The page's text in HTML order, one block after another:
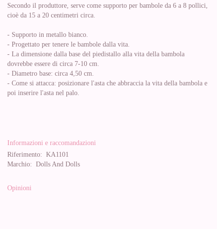
Secondo il produttore, serve come supporto per bambole da 6 a 8 pollici,
cioè da 15 a 20 centimetri circa.
- Supporto in metallo bianco.
- Progettato per tenere le bambole dalla vita.
- La dimensione dalla base del piedistallo alla vita della bambola
dovrebbe essere di circa 7-10 cm.
- Diametro base: circa 4,50 cm.
- Come si attacca: posizionare l'asta che abbraccia la vita della bambola e
poi inserire l'asta nel palo.
Informazioni e raccomandazioni
Riferimento: KA1101
Marchio: Dolls And Dolls
Opinioni